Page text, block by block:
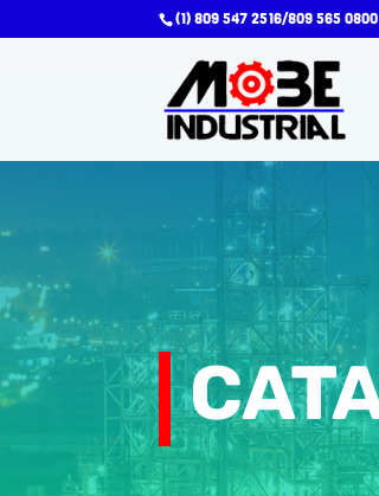
(1) 809 547 2516/809 565 0800